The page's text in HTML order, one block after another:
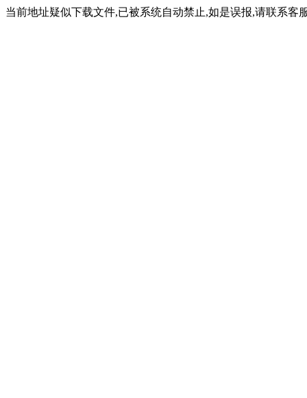
当前地址疑似下载文件,已被系统自动禁止,如是误报,请联系客